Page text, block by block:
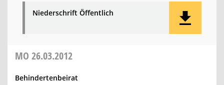
Niederschrift Öffentlich
MO 26.03.2012
Behindertenbeirat